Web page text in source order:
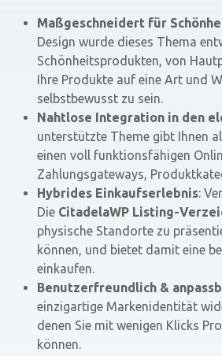
Maßgeschneidert für
Design wurde dieses Thema
Schönheitsprodukten, von
Ihre Produkte auf eine Art und
selbstbewusst zu sein.
Nahtlose Integration in den
unterstützte Theme gibt Ihnen
einen voll funktionsfähigen
Zahlungsgateways,
Hybrides Einkaufserlebnis:
Die CitadelaWP Listing-
physische Standorte zu
können, und bietet damit eine
einkaufen.
Benutzerfreundlich &
einzigartige Markenidentität
denen Sie mit wenigen Klicks
können.